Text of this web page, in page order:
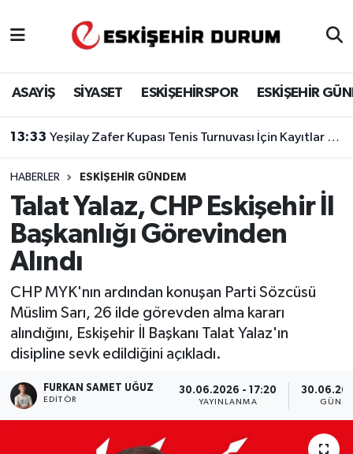
ASAYİŞ SİYASET ESKİŞEHİRSPOR ESKİŞEHİR
13:33 Yeşilay Zafer Kupası Tenis Turnuvası İçin Kayıtlar Başladı
HABERLER ESKIŞEHIR GÜNDEM
Talat Yalaz, CHP Eskişehir İl
Başkanlığı Görevinden
Alındı
CHP MYK'nın ardından konuşan Parti Sözcüsü
Müslim Sarı, 26 ilde görevden alma kararı
alındığını, Eskişehir İl Başkanı Talat Yalaz'ın
disipline sevk edildiğini açıkladı.
FURKAN SAMET UĞUZ
EDITÖR
30.06.2026 - 17:20
YAYINLANMA
Eskişehir Hava Durumu
Eskişehir Namaz Vakitleri
Eskişehir Trafik Yoğunluk Haritası
Süper Lig Puan Durumu ve Fikstür
Tüm Manşetler
Son Dakika Haberleri
Haber Arşivi